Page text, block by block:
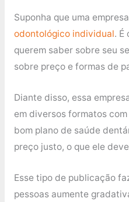
Suponha que uma
odontológico individual. É
querem saber sobre seu
sobre preço e formas de
Diante disso, essa
em diversos formatos
bom plano de saúde
preço justo, o que ele
Esse tipo de publicação
pessoas aumente